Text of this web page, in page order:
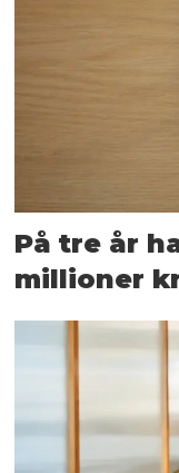
På tre år
millioner